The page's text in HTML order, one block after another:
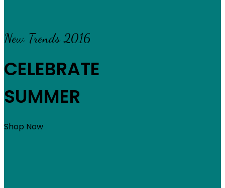
New Trends 2016
CELEBRATE
SUMMER
Shop Now